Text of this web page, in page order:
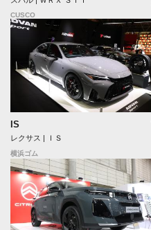
CUSCO
IS
レクサス | ＩＳ
横浜ゴム